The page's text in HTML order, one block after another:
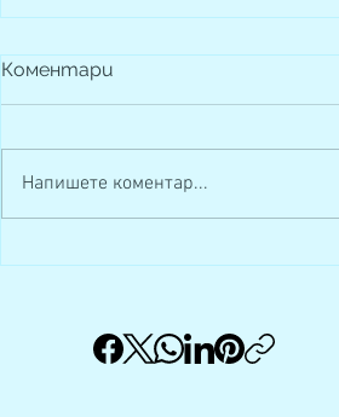
Коментари
Напишете коментар...